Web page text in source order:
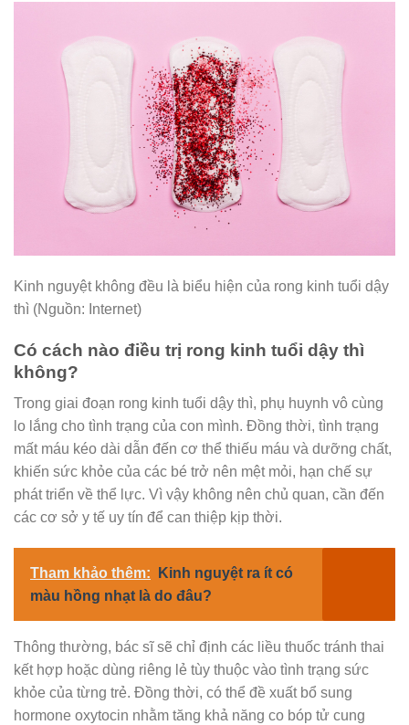
Kinh nguyệt không đều là biểu hiện của rong kinh tuổi dậy
thì (Nguồn: Internet)
Có cách nào điều trị rong kinh tuổi dậy thì
không?
Trong giai đoạn rong kinh tuổi dậy thì, phụ huynh vô cùng
lo lắng cho tình trạng của con mình. Đồng thời, tình trạng
mất máu kéo dài dẫn đến cơ thể thiếu máu và dưỡng chất,
khiến sức khỏe của các bé trở nên mệt mỏi, hạn chế sự
phát triển về thể lực. Vì vậy không nên chủ quan, cần đến
các cơ sở y tế uy tín để can thiệp kịp thời.
Tham khảo thêm:
Kinh nguyệt ra ít có
màu hồng nhạt là do đâu?
Thông thường, bác sĩ sẽ chỉ định các liều thuốc tránh thai
kết hợp hoặc dùng riêng lẻ tùy thuộc vào tình trạng sức
khỏe của từng trẻ. Đồng thời, có thể đề xuất bổ sung
hormone oxytocin nhằm tăng khả năng co bóp tử cung